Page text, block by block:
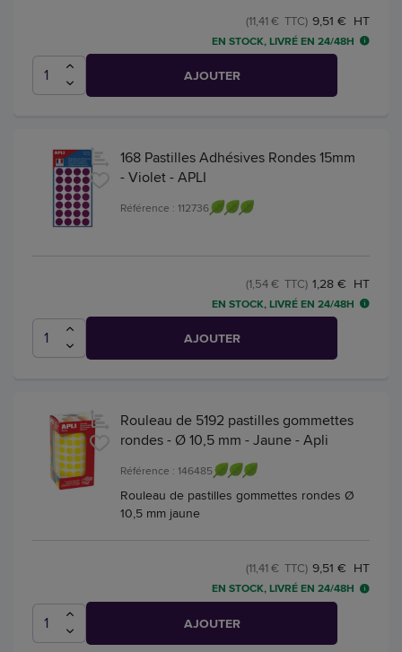
9,51 € HT
(11,41 € TTC)
EN STOCK, LIVRÉ EN 24/48H
AJOUTER
168 Pastilles Adhésives Rondes 15mm
- Violet - APLI
Référence : 112736
1,28 € HT
(1,54 € TTC)
EN STOCK, LIVRÉ EN 24/48H
AJOUTER
Rouleau de 5192 pastilles gommettes
rondes - Ø 10,5 mm - Jaune - Apli
Référence : 146485
Rouleau de pastilles gommettes rondes Ø
10,5 mm jaune
9,51 € HT
(11,41 € TTC)
EN STOCK, LIVRÉ EN 24/48H
AJOUTER